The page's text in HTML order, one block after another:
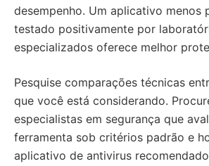
desempenho. Um aplicativo menos
testado positivamente por
especializados oferece melhor
Pesquise comparações técnicas
que você está considerando.
especialistas em segurança que
ferramenta sob critérios padrão e
aplicativo de antivirus